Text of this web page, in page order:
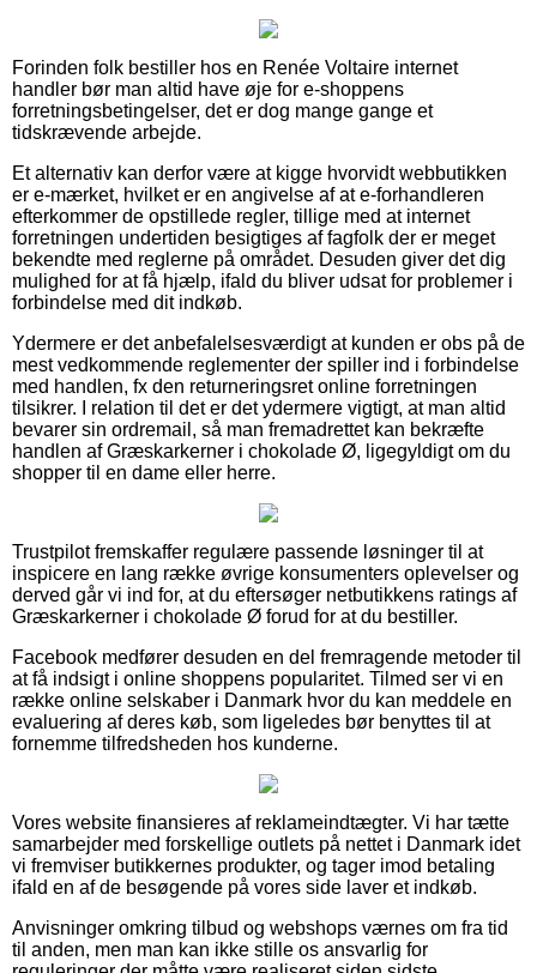
Forinden folk bestiller hos en Renée Voltaire internet
handler bør man altid have øje for e-shoppens
forretningsbetingelser, det er dog mange gange et
tidskrævende arbejde.
Et alternativ kan derfor være at kigge hvorvidt webbutikken
er e-mærket, hvilket er en angivelse af at e-forhandleren
efterkommer de opstillede regler, tillige med at internet
forretningen undertiden besigtiges af fagfolk der er meget
bekendte med reglerne på området. Desuden giver det dig
mulighed for at få hjælp, ifald du bliver udsat for problemer i
forbindelse med dit indkøb.
Ydermere er det anbefalelsesværdigt at kunden er obs på de
mest vedkommende reglementer der spiller ind i forbindelse
med handlen, fx den returneringsret online forretningen
tilsikrer. I relation til det er det ydermere vigtigt, at man altid
bevarer sin ordremail, så man fremadrettet kan bekræfte
handlen af Græskarkerner i chokolade Ø, ligegyldigt om du
shopper til en dame eller herre.
Trustpilot fremskaffer regulære passende løsninger til at
inspicere en lang række øvrige konsumenters oplevelser og
derved går vi ind for, at du eftersøger netbutikkens ratings af
Græskarkerner i chokolade Ø forud for at du bestiller.
Facebook medfører desuden en del fremragende metoder til
at få indsigt i online shoppens popularitet. Tilmed ser vi en
række online selskaber i Danmark hvor du kan meddele en
evaluering af deres køb, som ligeledes bør benyttes til at
fornemme tilfredsheden hos kunderne.
Vores website finansieres af reklameindtægter. Vi har tætte
samarbejder med forskellige outlets på nettet i Danmark idet
vi fremviser butikkernes produkter, og tager imod betaling
ifald en af de besøgende på vores side laver et indkøb.
Anvisninger omkring tilbud og webshops værnes om fra tid
til anden, men man kan ikke stille os ansvarlig for